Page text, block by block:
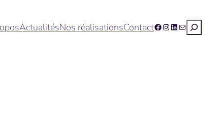
ActualitésNos réalisationsContactFacebook
Instagram
LinkedIn
E-mail